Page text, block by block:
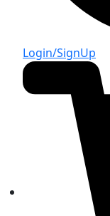
Login/SignUp